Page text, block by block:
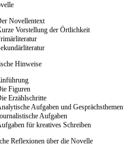
Novellentext
Vorstellung der Örtlichkeit
Hinweise
Figuren
Erzählschritte
Aufgaben und Gesprächsthemen
Aufgaben
für kreatives Schreiben
Reflexionen über die Novelle